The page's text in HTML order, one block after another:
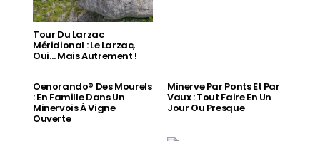
Tour Du Larzac
Méridional : Le Larzac,
Oui… Mais Autrement !
Oenorando® Des Mourels
: En Famille Dans Un
Minervois À Vigne
Ouverte
Minerve Par Ponts Et Par
Vaux : Tout Faire En Un
Jour Ou Presque